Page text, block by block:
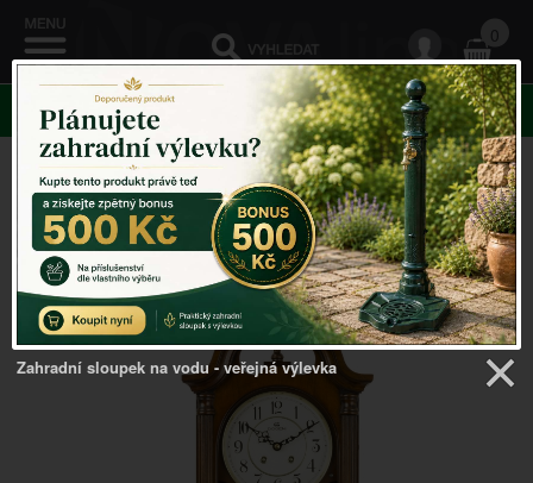
0
KATEGORIE
Venkovský domov ->Kyvadlové hodiny->Kyvadlové
hodiny vyřezávané 27,5x11,5x59cm
Zahradní sloupek na vodu - veřejná výlevka